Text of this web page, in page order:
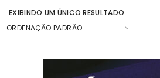
EXIBINDO UM ÚNICO RESULTADO